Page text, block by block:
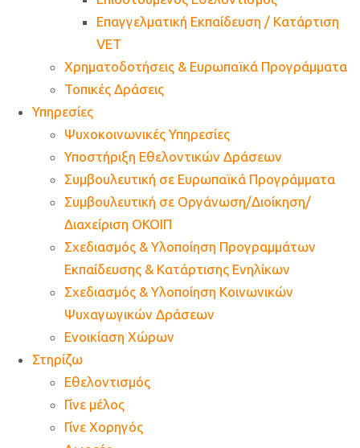
Επαγγελματική Εκπαίδευση / Κατάρτιση
VET
Χρηματοδοτήσεις & Ευρωπαϊκά Προγράμματα
Τοπικές Δράσεις
Υπηρεσίες
Ψυχοκοινωνικές Υπηρεσίες
Υποστήριξη Εθελοντικών Δράσεων
Συμβουλευτική σε Ευρωπαϊκά Προγράμματα
Συμβουλευτική σε Οργάνωση/Διοίκηση/
Διαχείριση ΟΚΟΙΠ
Σχεδιασμός & Υλοποίηση Προγραμμάτων
Εκπαίδευσης & Κατάρτισης Ενηλίκων
Σχεδιασμός & Υλοποίηση Κοινωνικών
Ψυχαγωγικών Δράσεων
Ενοικίαση Χώρων
Στηρίζω
Εθελοντισμός
Γίνε μέλος
Γίνε Χορηγός